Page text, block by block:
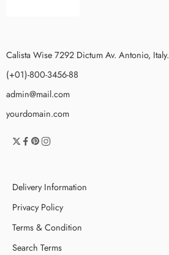
Calista Wise 7292 Dictum Av. Antonio, Italy.
(+01)-800-3456-88
admin@mail.com
yourdomain.com
Delivery Information
Privacy Policy
Terms & Condition
Search Terms